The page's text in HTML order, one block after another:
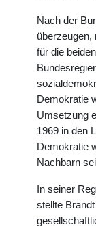
Nach der
überzeugen,
für die
Demokratie
Umsetzung
1969 in den
Demokratie
Nachbarn
In seiner
stellte